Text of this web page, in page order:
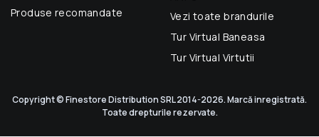
Produse recomandate
Vezi toate brandurile
Tur Virtual Baneasa
Tur Virtual Virtutii
Copyright © Finestore Distribution SRL 2014-2026. Marcă inregistrată.
Toate drepturile rezervate.